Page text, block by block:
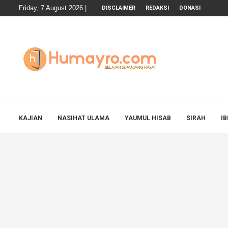
Friday, 7 August 2026 | DISCLAIMER REDAKSI DONASI
KAJIAN NASIHAT ULAMA YAUMUL HISAB SIRAH